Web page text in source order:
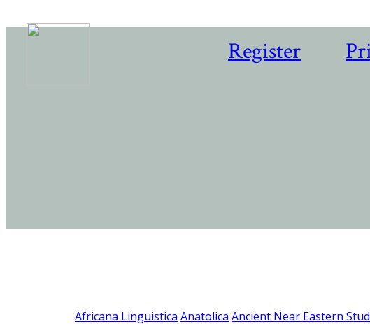
Register
Africana Linguistica Anatolica Ancient Near Eastern